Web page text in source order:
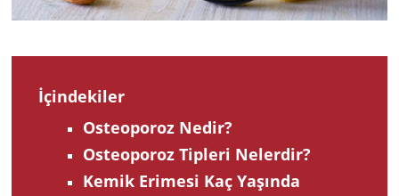
İçindekiler
Osteoporoz Nedir?
Osteoporoz Tipleri Nelerdir?
Kemik Erimesi Kaç Yaşında